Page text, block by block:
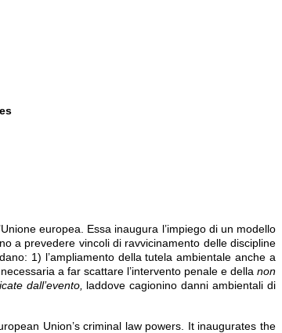
europea. Essa inaugura l’impiego di un modello
a prevedere vincoli di ravvicinamento delle discipline
1) l’ampliamento della tutela ambientale anche a
a far scattare l’intervento penale e della non
dall’evento, laddove cagionino danni ambientali di
Union’s criminal law powers. It inaugurates the